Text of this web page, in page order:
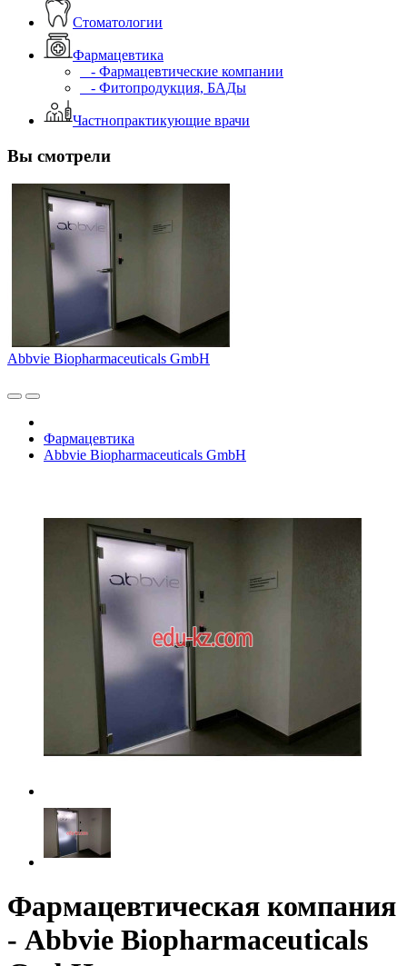
Стоматологии
Фармацевтика
- Фармацевтические компании
- Фитопродукция, БАДы
Частнопрактикующие врачи
Вы смотрели
Abbvie Biopharmaceuticals GmbH
Фармацевтика
Abbvie Biopharmaceuticals GmbH
Фармацевтическая компания
- Abbvie Biopharmaceuticals